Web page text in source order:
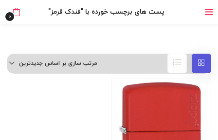
بدون ضامن، بدون سود
پست های برچسب خورده با "فندک قرمز" 0
مرتب سازی بر اساس جدیدترین